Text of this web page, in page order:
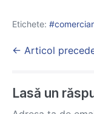
Etichete:
Post
← Articol
Lasă un